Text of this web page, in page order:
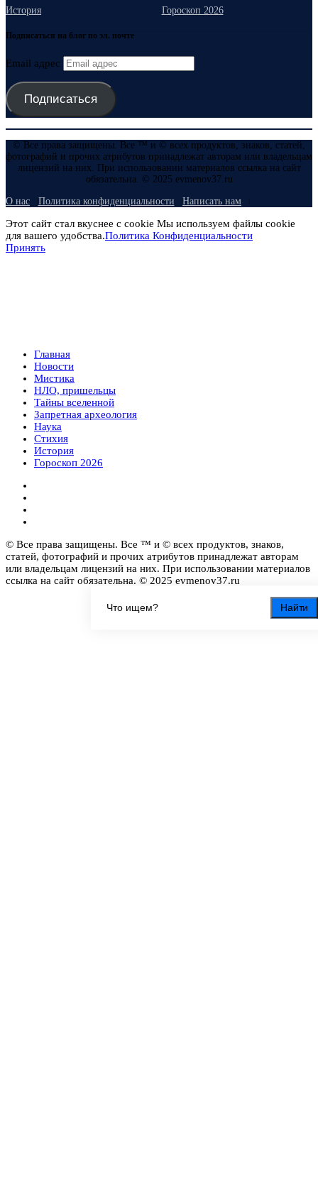
Найти
История Гороскоп 2026
Подписаться на блог по эл. почте
Email адрес
Подписаться
© Все права защищены. Все ™ и © всех продуктов, знаков, статей,
фотографий и прочих атрибутов принадлежат авторам или владельцам
лицензий на них. При использовании материалов ссылка на сайт
обязательна. © 2025 evmenov37.ru
О нас Политика конфиденциальности Написать нам
Этот сайт стал вкуснее с cookie Мы используем файлы cookie
для вашего удобства.Политика Конфиденциальности
Принять
Главная
Новости
Мистика
НЛО, пришельцы
Тайны вселенной
Запретная археология
Наука
Стихия
История
Гороскоп 2026
© Все права защищены. Все ™ и © всех продуктов, знаков,
статей, фотографий и прочих атрибутов принадлежат авторам
или владельцам лицензий на них. При использовании материалов
ссылка на сайт обязательна. © 2025 evmenov37.ru